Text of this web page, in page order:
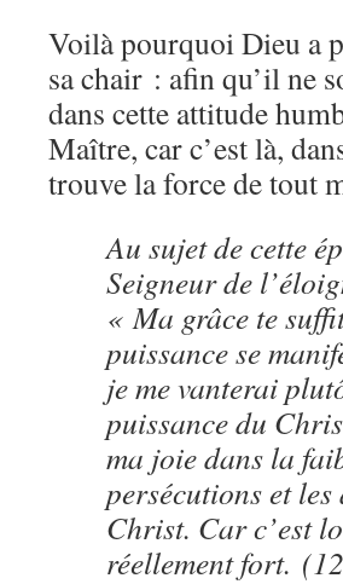
Voilà pourquoi Dieu a
sa chair : afin qu’il ne
dans cette attitude
Maître, car c’est là,
trouve la force de tout
Au sujet de cette
Seigneur de
« Ma grâce te
puissance se
je me vanterai
puissance du
ma joie dans la
persécutions et
Christ. Car c’est
réellement fort.